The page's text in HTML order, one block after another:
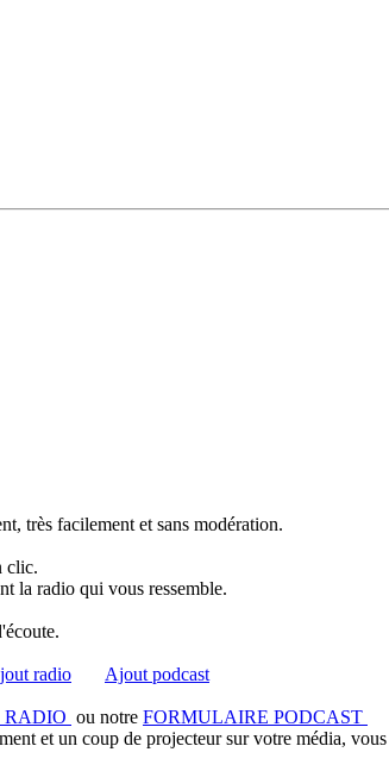
très facilement et sans modération.
clic.
la radio qui vous ressemble.
radio Ajout podcast
RADIO ou notre FORMULAIRE PODCAST
et un coup de projecteur sur votre média,